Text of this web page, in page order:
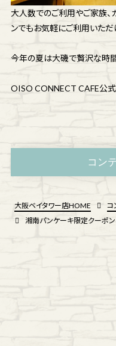
大人数でのご利用やご家族、
ンでもお気軽にご利用いた
今年の夏は大磯で贅沢な時
OISO CONNECT CAFE公式
コン
大阪ベイタワー店HOME
コ
湘南パンケーキ限定クーポン